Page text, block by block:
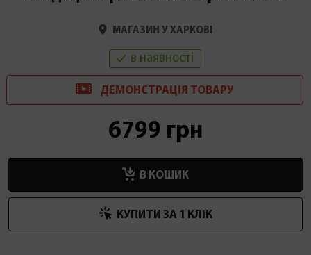
МАГАЗИН У ХАРКОВІ
в наявності
ДЕМОНСТРАЦІЯ ТОВАРУ
6799 грн
В КОШИК
КУПИТИ ЗА 1 КЛIК